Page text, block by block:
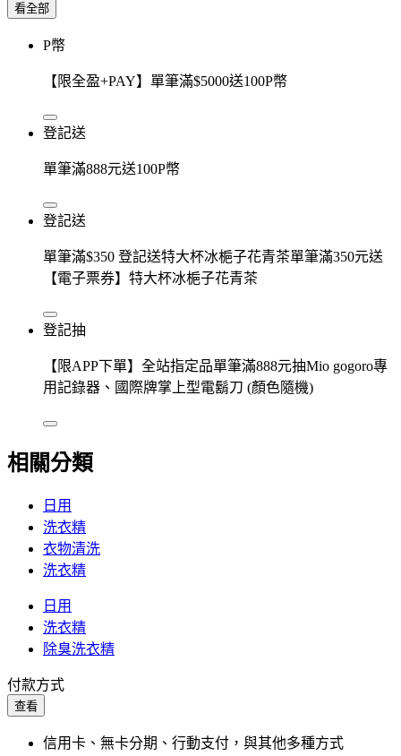
看全部
P幣
【限全盈+PAY】單筆滿$5000送100P幣
登記送
單筆滿888元送100P幣
登記送
單筆滿$350 登記送特大杯冰梔子花青茶單筆滿350元送
【電子票券】特大杯冰梔子花青茶
登記抽
【限APP下單】全站指定品單筆滿888元抽Mio gogoro專
用記錄器、國際牌掌上型電鬍刀 (顏色隨機)
相關分類
日用
洗衣精
衣物清洗
洗衣精
日用
洗衣精
除臭洗衣精
付款方式
查看
信用卡、無卡分期、行動支付，與其他多種方式